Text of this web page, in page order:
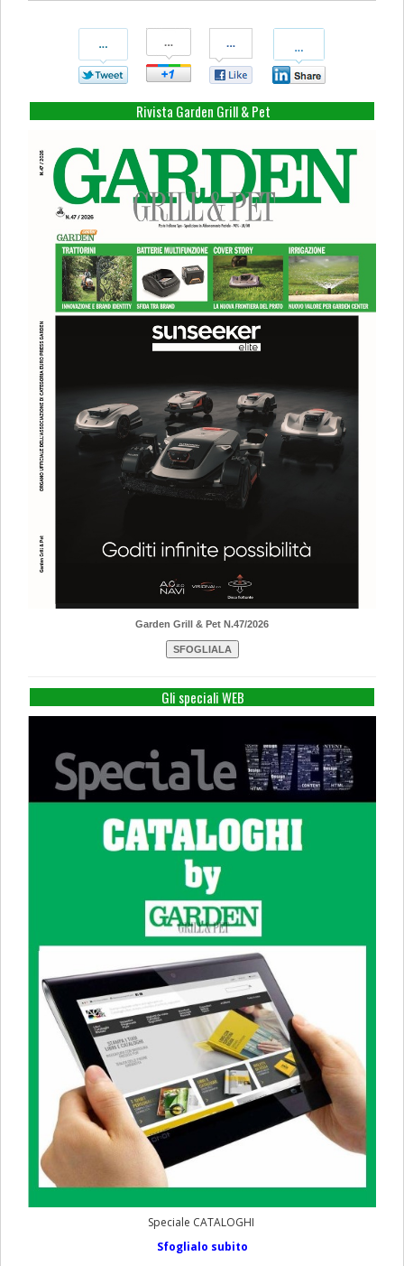
Twitter
Su
Google+
Su
Facebook
Su
Linkedin
Rivista Garden Grill & Pet
Garden Grill & Pet N.47/2026
Gli speciali WEB
Speciale CATALOGHI
Sfoglialo subito